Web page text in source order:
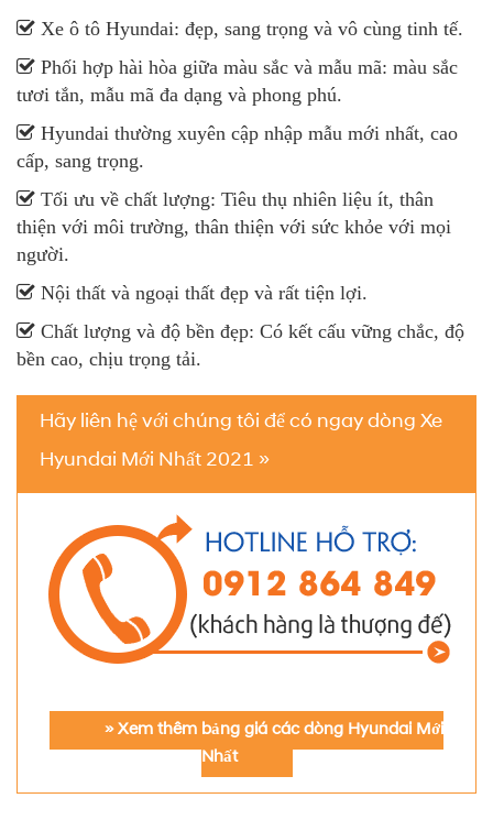
Xe ô tô Hyundai: đẹp, sang trọng và vô cùng tinh tế.
Phối hợp hài hòa giữa màu sắc và mẫu mã: màu sắc
tươi tắn, mẫu mã đa dạng và phong phú.
Hyundai thường xuyên cập nhập mẫu mới nhất, cao
cấp, sang trọng.
Tối ưu về chất lượng: Tiêu thụ nhiên liệu ít, thân
thiện với môi trường, thân thiện với sức khỏe với mọi
người.
Nội thất và ngoại thất đẹp và rất tiện lợi.
Chất lượng và độ bền đẹp: Có kết cấu vững chắc, độ
bền cao, chịu trọng tải.
Hãy liên hệ với chúng tôi để có ngay dòng Xe
Hyundai Mới Nhất 2021 »
» Xem thêm bảng giá các dòng Hyundai Mới
Nhất